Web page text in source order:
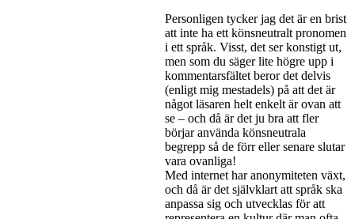
Personligen tycker jag det är en brist
att inte ha ett könsneutralt pronomen
i ett språk. Visst, det ser konstigt ut,
men som du säger lite högre upp i
kommentarsfältet beror det delvis
(enligt mig mestadels) på att det är
något läsaren helt enkelt är ovan att
se – och då är det ju bra att fler
börjar använda könsneutrala
begrepp så de förr eller senare slutar
vara ovanliga!
Med internet har anonymiteten växt,
och då är det självklart att språk ska
anpassa sig och utvecklas för att